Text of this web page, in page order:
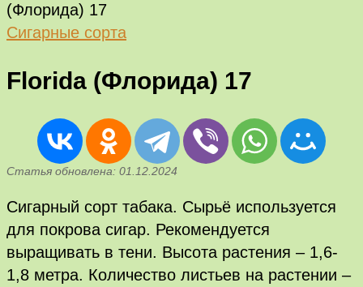
(Флорида) 17
Сигарные сорта
Florida (Флорида) 17
Статья обновлена: 01.12.2024
Сигарный сорт табака. Сырьё используется
для покрова сигар. Рекомендуется
выращивать в тени. Высота растения – 1,6-
1,8 метра. Количество листьев на растении –